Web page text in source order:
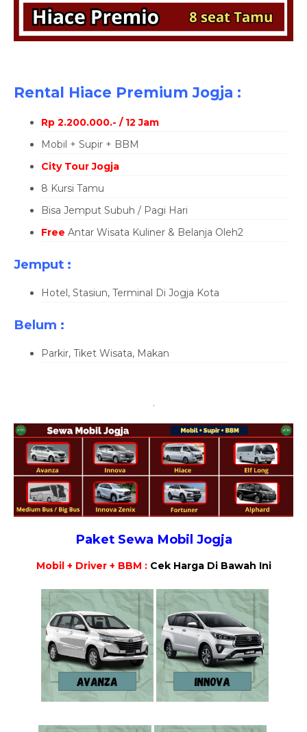
Rental Hiace Premium Jogja :
Rp 2.200.000.- / 12 Jam
Mobil + Supir + BBM
City Tour Jogja
8 Kursi Tamu
Bisa Jemput Subuh / Pagi Hari
Free Antar Wisata Kuliner & Belanja Oleh2
Jemput :
Hotel, Stasiun, Terminal Di Jogja Kota
Belum :
Parkir, Tiket Wisata, Makan
.
Paket Sewa Mobil Jogja
Mobil + Driver + BBM : Cek Harga Di Bawah Ini